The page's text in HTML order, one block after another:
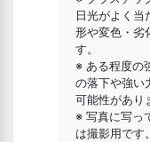
日光がよく当
形や変色・劣
す。
※ ある程度の
の落下や強い
可能性があり
※ 写真に写っ
は撮影用です